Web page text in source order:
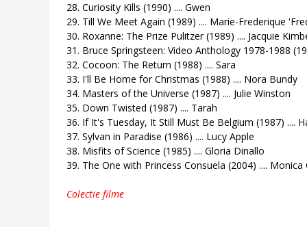
28. Curiosity Kills (1990) .... Gwen
29. Till We Meet Again (1989) .... Marie-Frederique
30. Roxanne: The Prize Pulitzer (1989) .... Jacquie
31. Bruce Springsteen: Video Anthology 1978-1988
32. Cocoon: The Return (1988) .... Sara
33. I'll Be Home for Christmas (1988) .... Nora Bundy
34. Masters of the Universe (1987) .... Julie Winston
35. Down Twisted (1987) .... Tarah
36. If It's Tuesday, It Still Must Be Belgium (1987) ....
37. Sylvan in Paradise (1986) .... Lucy Apple
38. Misfits of Science (1985) .... Gloria Dinallo
39. The One with Princess Consuela (2004) .... Monica
Colectie filme